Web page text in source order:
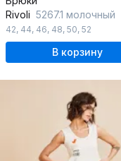
Rivoli 5267.1 молочный
42, 44, 46, 48, 50, 52
В корзину